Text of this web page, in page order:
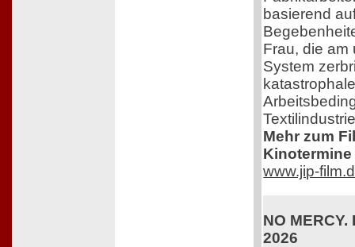
basierend
Frau, die am
System
Mehr zum
www.jip-
NO
2026